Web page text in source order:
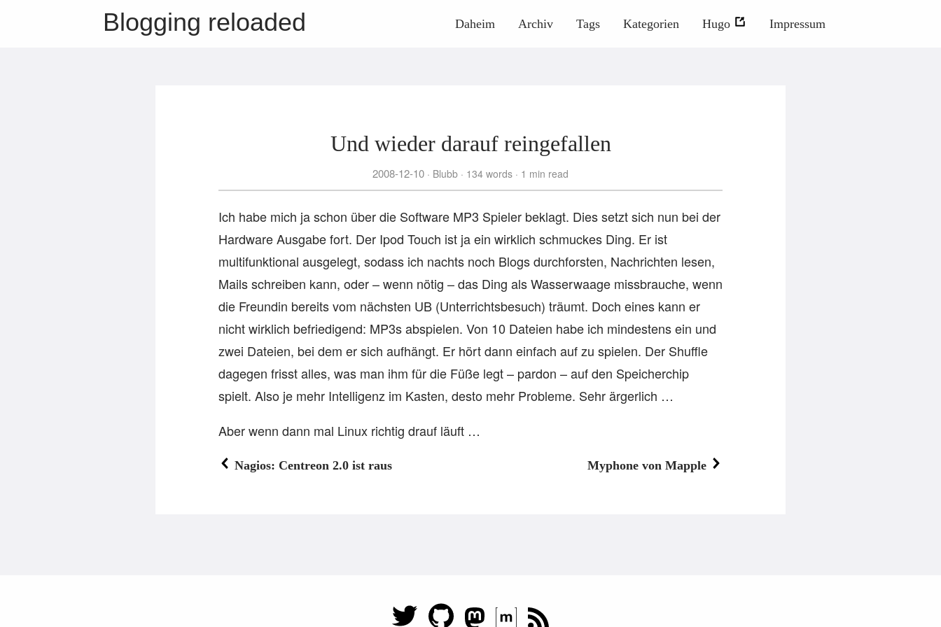
Blogging reloaded Daheim Archiv Tags Kategorien Hugo Impressum
Und wieder darauf reingefallen
2008-12-10 Blubb 134 words 1 min read
Ich habe mich ja schon über die Software MP3 Spieler beklagt. Dies setzt sich nun bei der
Hardware Ausgabe fort. Der Ipod Touch ist ja ein wirklich schmuckes Ding. Er ist
multifunktional ausgelegt, sodass ich nachts noch Blogs durchforsten, Nachrichten lesen,
Mails schreiben kann, oder – wenn nötig – das Ding als Wasserwaage missbrauche, wenn
die Freundin bereits vom nächsten UB (Unterrichtsbesuch) träumt. Doch eines kann er
nicht wirklich befriedigend: MP3s abspielen. Von 10 Dateien habe ich mindestens ein und
zwei Dateien, bei dem er sich aufhängt. Er hört dann einfach auf zu spielen. Der Shuffle
dagegen frisst alles, was man ihm für die Füße legt – pardon – auf den Speicherchip
spielt. Also je mehr Intelligenz im Kasten, desto mehr Probleme. Sehr ärgerlich …
Aber wenn dann mal Linux richtig drauf läuft …
Nagios: Centreon 2.0 ist raus Myphone von Mapple